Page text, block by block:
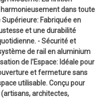
dans toute
Fabriquée en
et une durabilité
- Sécurité et
de rail en aluminium
de l'Espace: Idéale pour
et fermeture sans
utilisable. Conçu pour
architectes,